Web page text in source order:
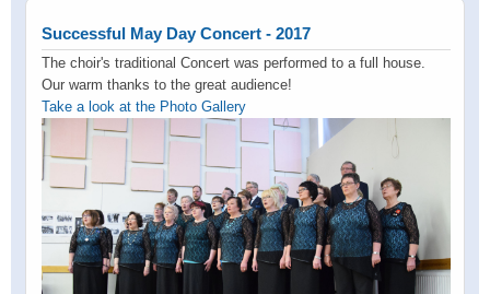
Successful May Day Concert - 2017
The choir's traditional Concert was performed to a full house.
Our warm thanks to the great audience!
Take a look at the Photo Gallery